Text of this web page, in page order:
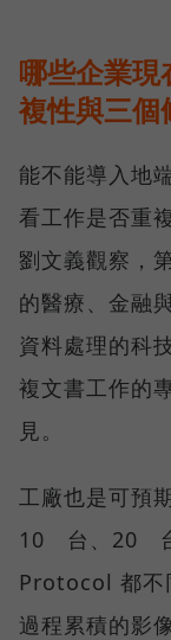
哪些企業
複性與三個
能不能導入地
看工作是否重
劉文義觀察，
的醫療、金融
資料處理的科
複文書工作的
見。
工廠也是可預
10 台、20 台
Protocol 都不
過程累積的影